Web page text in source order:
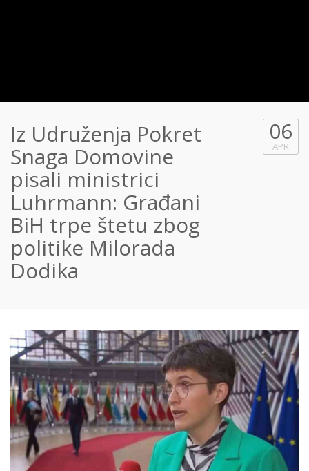
Iz Udruženja Pokret
Snaga Domovine
pisali ministrici
Luhrmann: Građani
BiH trpe štetu zbog
politike Milorada
Dodika
06
APR